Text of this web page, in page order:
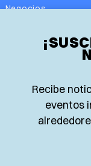
Recibe
eventos
Negocios
Real Estate
Guía de Recursos